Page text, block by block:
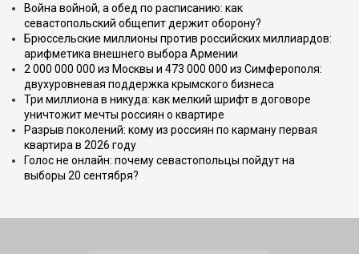
Война войной, а обед по расписанию: как
севастопольский общепит держит оборону?
Брюссельские миллионы против российских миллиардов:
арифметика внешнего выбора Армении
2 000 000 000 из Москвы и 473 000 000 из Симферополя:
двухуровневая поддержка крымского бизнеса
Три миллиона в никуда: как мелкий шрифт в договоре
уничтожит мечты россиян о квартире
Разрыв поколений: кому из россиян по карману первая
квартира в 2026 году
Голос не онлайн: почему севастопольцы пойдут на
выборы 20 сентября?